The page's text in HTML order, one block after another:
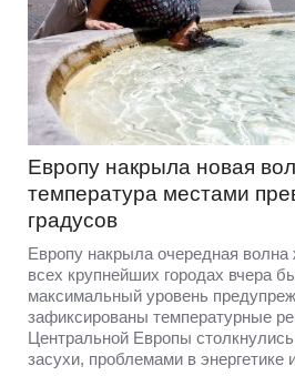
Европу накрыла новая
температура местами
градусов
Европу накрыла очередная
всех крупнейших городах вчера
максимальный уровень
зафиксированы температурные
Центральной Европы
засухи, проблемами в энергетике